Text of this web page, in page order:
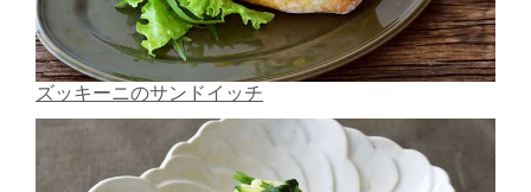
ズッキーニのサンドイッチ